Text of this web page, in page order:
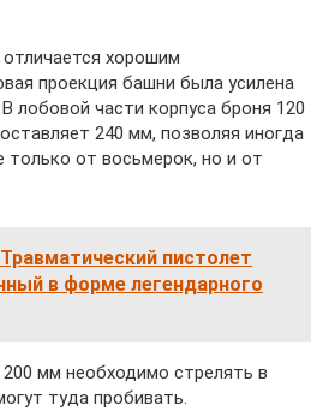
хорошим
проекция башни была усилена
лобовой части корпуса броня 120
240 мм, позволяя иногда
только от восьмерок, но и от
Травматический пистолет
в форме легендарного
мм необходимо стрелять в
туда пробивать.